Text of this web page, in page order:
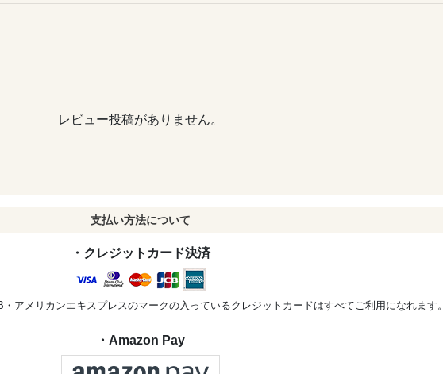
レビュー投稿がありません。
支払い方法について
・クレジットカード決済
アメリカンエキスプレスのマークの入っているクレジットカードはすべてご利用になれます。
・Amazon Pay